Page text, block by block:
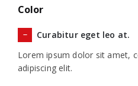
Color
Curabitur eget leo at.
Lorem ipsum dolor sit amet,
adipiscing elit.